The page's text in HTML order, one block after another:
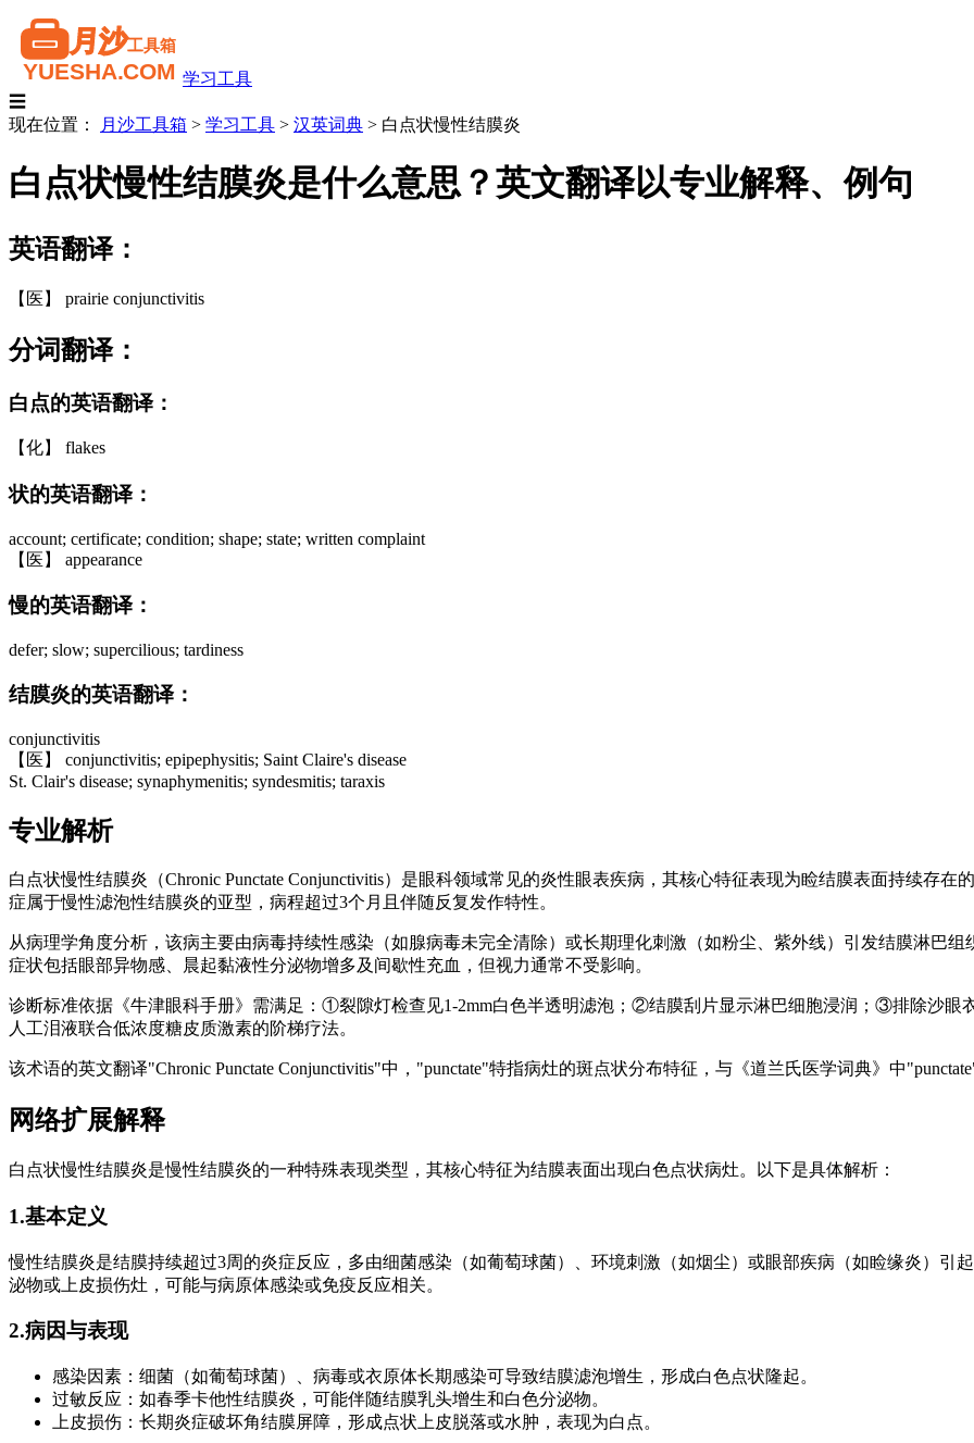
学习工具
☰
现在位置：
月沙工具箱 > 学习工具 > 汉英词典 > 白点状慢性结膜炎
白点状慢性结膜炎是什么意思？英文翻译以专业解释、例句
英语翻译：
【医】 prairie conjunctivitis
分词翻译：
白点的英语翻译：
【化】 flakes
状的英语翻译：
account; certificate; condition; shape; state; written complaint
【医】 appearance
慢的英语翻译：
defer; slow; supercilious; tardiness
结膜炎的英语翻译：
conjunctivitis
【医】 conjunctivitis; epipephysitis; Saint Claire's disease
St. Clair's disease; synaphymenitis; syndesmitis; taraxis
专业解析
白点状慢性结膜炎（Chronic Punctate Conjunctivitis）是眼科领域常见的炎性眼表疾病，其核心特征表现为睑结膜表面持续存
症属于慢性滤泡性结膜炎的亚型，病程超过3个月且伴随反复发作特性。
从病理学角度分析，该病主要由病毒持续性感染（如腺病毒未完全清除）或长期理化刺激（如粉尘、紫外线）引发结膜淋巴
症状包括眼部异物感、晨起黏液性分泌物增多及间歇性充血，但视力通常不受影响。
诊断标准依据《牛津眼科手册》需满足：①裂隙灯检查见1-2mm白色半透明滤泡；②结膜刮片显示淋巴细胞浸润；③排除沙眼
人工泪液联合低浓度糖皮质激素的阶梯疗法。
该术语的英文翻译"Chronic Punctate Conjunctivitis"中，"punctate"特指病灶的斑点状分布特征，与《道兰氏医学词典》中
网络扩展解释
白点状慢性结膜炎是慢性结膜炎的一种特殊表现类型，其核心特征为结膜表面出现白色点状病灶。以下是具体解析：
1.基本定义
慢性结膜炎是结膜持续超过3周的炎症反应，多由细菌感染（如葡萄球菌）、环境刺激（如烟尘）或眼部疾病（如睑缘炎）引
泌物或上皮损伤灶，可能与病原体感染或免疫反应相关。
2.病因与表现
感染因素：细菌（如葡萄球菌）、病毒或衣原体长期感染可导致结膜滤泡增生，形成白色点状隆起。
过敏反应：如春季卡他性结膜炎，可能伴随结膜乳头增生和白色分泌物。
上皮损伤：长期炎症破坏角结膜屏障，形成点状上皮脱落或水肿，表现为白点。